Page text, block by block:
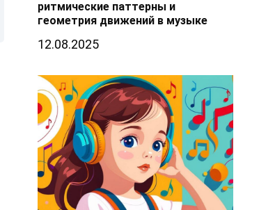
ритмические паттерны и
геометрия движений в музыке
12.08.2025